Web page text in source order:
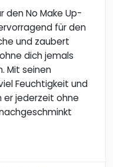
den No Make Up-
für den
und zaubert
dich jemals
Mit seinen
Feuchtigkeit und
er jederzeit ohne